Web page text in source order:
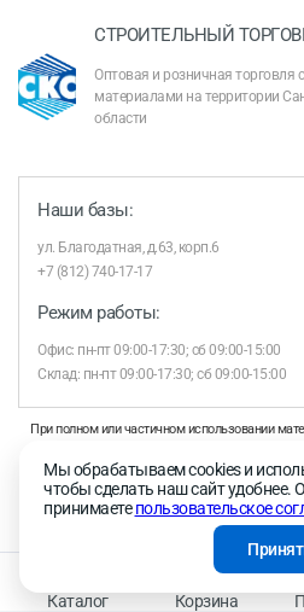
Каталог Корзина
СТРОИТЕЛЬНЫЙ
Оптовая и розничная
материалами на территории
области
Наши базы:
ул. Благодатная, д.63, корп.6
+7 (812) 740-17-17
Режим работы:
Офис: пн-пт 09:00-17:30; сб 09:00-15:00
Склад: пн-пт 09:00-17:30; сб 09:00-15:00
При полном или частичном использовании
Продолжая работу с сайтом, вы даете
на обработку персональных данных в целях
ретаргетинга, статистических исследований,
релевантной рекламной информации на
На информационном ресурсе применяются
Правила применения рекомендательных
Мы обрабатываем cookies и
чтобы сделать наш сайт удобнее.
принимаетепользовательское